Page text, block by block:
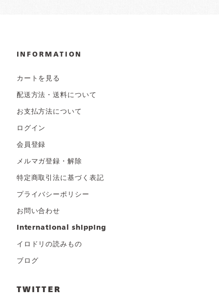
INFORMATION
カートを見る
配送方法・送料について
お支払方法について
ログイン
会員登録
メルマガ登録・解除
特定商取引法に基づく表記
プライバシーポリシー
お問い合わせ
international shipping
イロドリの読みもの
ブログ
TWITTER